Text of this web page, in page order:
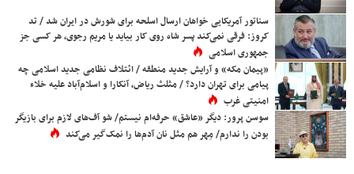
سناتور آمریکایی خواهان ارسال اسلحه برای شورش در ایران شد / تد
کروز: فرقی نمی‌کند پسر شاه روی کار بیاید یا مریم رجوی، هر کسی جز
جمهوری اسلامی
«پیمان مکه» و آرایش جدید منطقه / ائتلاف نظامی جدید اسلامی چه
پیامی برای تهران دارد؟ / مثلث ریاض، آنکارا و اسلام‌آباد علیه خلاء
امنیتی غرب
سوسن پرور: دیگر «عاشق» حرفه‌ام نیستم/ شو آف‌های لازم برای بازیگر
بودن را ندارم/ مِهر هم مثل نان آدم‌ها را نمک‌گیر می‌کند